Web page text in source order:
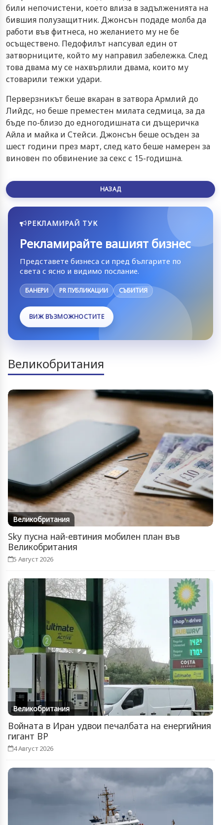
били непочистени, което влиза в задълженията на
бившия полузащитник. Джонсън подаде молба да
работи във фитнеса, но желанието му не бе
осъществено. Педофилът напсувал един от
затворниците, който му направил забележка. След
това двама му се нахвърлили двама, които му
стоварили тежки удари.
Перверзникът беше вкаран в затвора Армлий до
Лийдс, но беше преместен милата седмица, за да
бъде по-близо до едногодишната си дъщеричка
Айла и майка и Стейси. Джонсън беше осъден за
шест години през март, след като беше намерен за
виновен по обвинение за секс с 15-годишна.
НАЗАД
РЕКЛАМИРАЙ ТУК
Рекламирайте вашият бизнес
Представете бизнеса си пред българите по
света с ясно и видимо послание.
БАНЕРИ PR ПУБЛИКАЦИИ СЪБИТИЯ
ВИЖ ВЪЗМОЖНОСТИТЕ
Великобритания
Великобритания
Sky пусна най-евтиния мобилен план във
Великобритания
5 Август 2026
Великобритания
Войната в Иран удвои печалбата на енергийния
гигант BP
4 Август 2026